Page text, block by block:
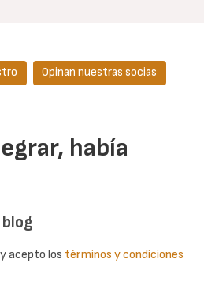
había
Opinan nuestras socias
acepto los términos y condiciones